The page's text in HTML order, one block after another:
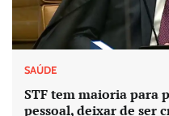
SAÚDE
STF tem maioria para
pessoal, deixar de ser